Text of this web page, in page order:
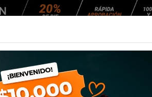
NEUMÁTICOS MANTENCIÓN